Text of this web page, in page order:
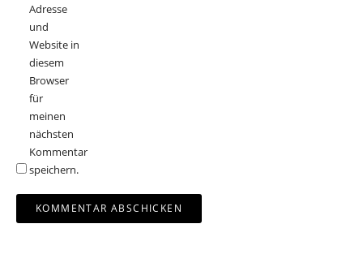
Adresse
und
Website in
diesem
Browser
für
meinen
nächsten
Kommentar
speichern.